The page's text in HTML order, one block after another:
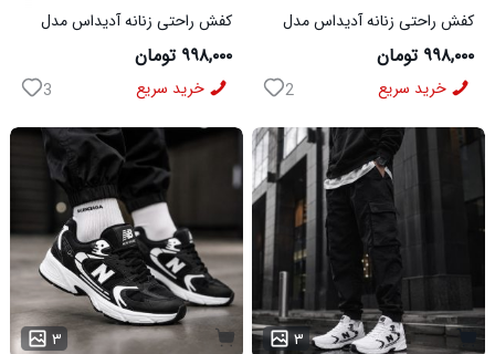
کفش راحتی زنانه آدیداس مدل
سامبا قهوه ای
۹۹۸,۰۰۰ تومان
خرید سریع 3
کفش راحتی زنانه آدیداس مدل
سامبا مشکی
۹۹۸,۰۰۰ تومان
خرید سریع 2
۳ ۳